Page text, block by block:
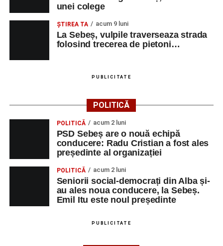
unei colege
ŞTIREA TA acum 9 luni
La Sebeș, vulpile traverseaza strada
folosind trecerea de pietoni…
PUBLICITATE
POLITICĂ
POLITICĂ acum 2 luni
PSD Sebeș are o nouă echipă
conducere: Radu Cristian a fost ales
președinte al organizației
POLITICĂ acum 2 luni
Seniorii social-democrați din Alba și-
au ales noua conducere, la Sebeș.
Emil Itu este noul președinte
PUBLICITATE